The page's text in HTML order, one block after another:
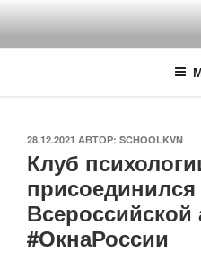
содержимому
ОПУБЛИКОВАНО
28.12.2021 АВТОР: SCHOOLKVN
Клуб
присоединился
Всероссийской
#ОкнаРоссии